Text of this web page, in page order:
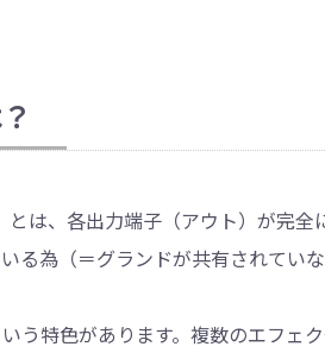
は、各出力端子（アウト）が完
る為（＝グランドが共有されてい
う特色があります。複数のエフェ